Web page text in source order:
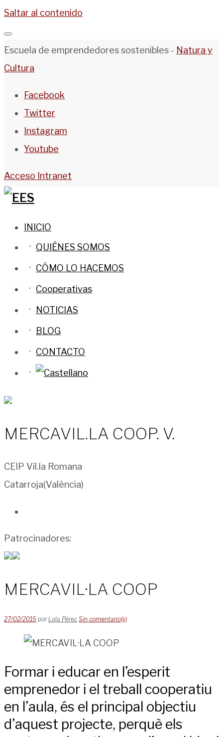
Saltar al contenido
Escuela de emprendedores sostenibles - Natura y
Cultura
Facebook
Twitter
Instagram
Youtube
Acceso Intranet
INICIO
QUIÉNES SOMOS
CÓMO LO HACEMOS
Cooperativas
NOTICIAS
BLOG
CONTACTO
MERCAVIL.LA COOP. V.
CEIP Vil.la Romana
Catarroja(València)
Patrocinadores:
MERCAVIL·LA COOP
27/02/2015 por Lola Pérez Sin comentario(s)
Formar i educar en l’esperit
emprenedor i el treball cooperatiu
en l’aula, és el principal objectiu
d’aquest projecte, perquè els